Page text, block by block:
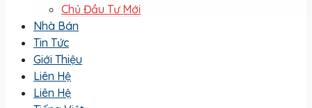
Chủ Đầu Tư Mới
Nhà Bán
Tin Tức
Giới Thiệu
Liên Hệ
Liên Hệ